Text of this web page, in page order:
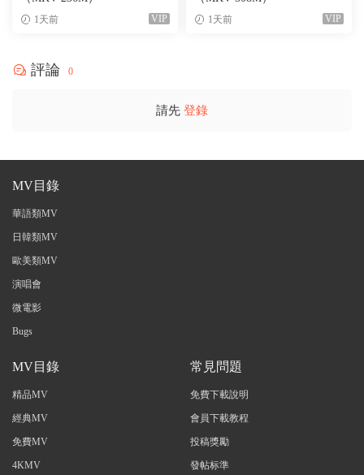
1天前 VIP 1天前 VIP
評論 0
請先 登錄
MV目錄
華語類MV
日韓類MV
歐美類MV
演唱會
微電影
Bugs
MV目錄
精品MV
經典MV
免費MV
4KMV
常見問題
免費下載說明
會員下載教程
投稿獎勵
發帖标準